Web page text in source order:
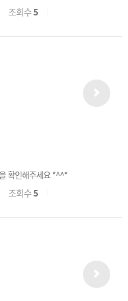
조회수5
확인해주세요 *^^*
조회수5